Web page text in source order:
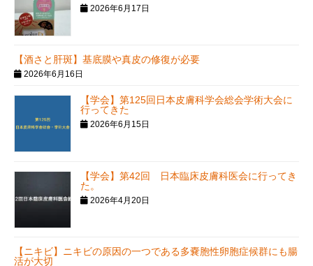
2026年6月17日
【酒さと肝斑】基底膜や真皮の修復が必要
2026年6月16日
【学会】第125回日本皮膚科学会総会学術大会に
行ってきた
2026年6月15日
【学会】第42回 日本臨床皮膚科医会に行ってき
た。
2026年4月20日
【ニキビ】ニキビの原因の一つである多嚢胞性卵胞症候群にも腸
活が大切